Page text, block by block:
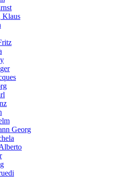
Klaus
Georg